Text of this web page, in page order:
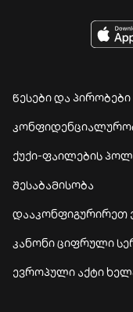
წესები და პირობები
ქუქი-ფაილების
შესაბამისობა
დააკონფიგურირეთ
კანონი ციფრული
ევროპული აქტი